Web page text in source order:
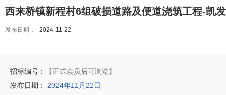
西来桥镇新程村6组破损道路及便道浇筑工程-凯
发布日期： 2024-11-22
招标编号：
【正式会员后可浏览】
发布日期：
2024年11月22日